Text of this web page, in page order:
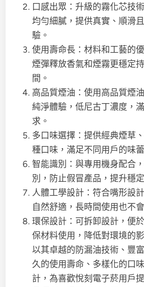
口感出眾：升級的霧化芯技
均勻細膩，提供真實、順滑
驗。
使用壽命長：材料和工藝的
煙彈釋放香氣和煙霧更穩定
間。
高品質煙油：使用高品質煙
純淨體驗，低尼古丁濃度，
求。
多口味選擇：提供經典煙草
種口味，滿足不同用戶的味
智能識別：與專用機身配合
別，防止假冒產品，提升穩
人體工學設計：符合嘴形設
自然舒適，長時間使用也不
環保設計：可拆卸設計，便
保材料使用，降低對環境的
以其卓越的防漏油技術、豐
久的使用壽命、多樣化的口
計，為喜歡悅刻電子菸用戶